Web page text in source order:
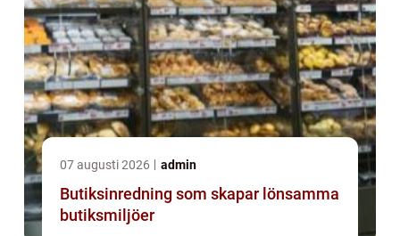
07 augusti 2026 admin
Butiksinredning som skapar lönsamma
butiksmiljöer